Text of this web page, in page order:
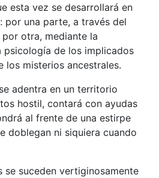
esta vez se desarrollará en
por una parte, a través del
otra, mediante la
psicología de los implicados
los misterios ancestrales.
adentra en un territorio
hostil, contará con ayudas
al frente de una estirpe
doblegan ni siquiera cuando
se suceden vertiginosamente